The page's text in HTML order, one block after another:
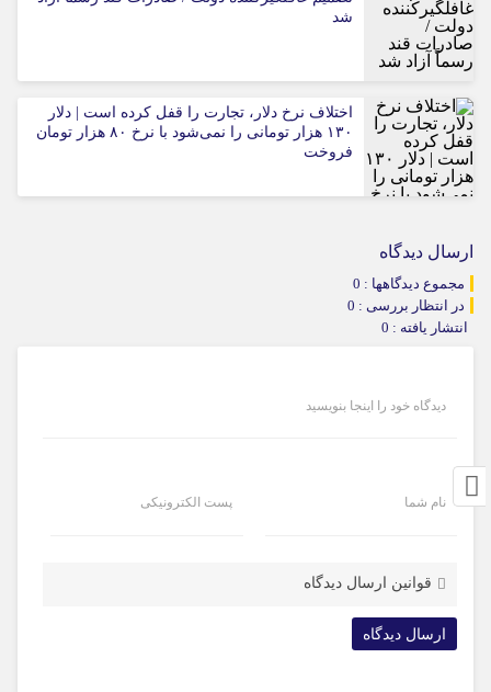
شد
اختلاف نرخ دلار، تجارت را قفل کرده است | دلار
۱۳۰ هزار تومانی را نمی‌شود با نرخ ۸۰ هزار تومان
فروخت
ارسال دیدگاه
مجموع دیدگاهها : 0
در انتظار بررسی : 0
انتشار یافته : 0
دیدگاه خود را اینجا بنویسید
نام شما پست الکترونیکی
قوانین ارسال دیدگاه